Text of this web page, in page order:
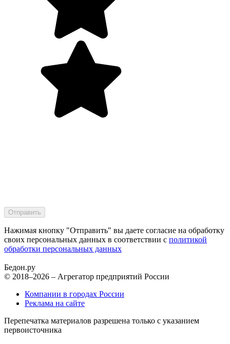
Нажимая кнопку "Отправить" вы даете согласие на обработку
своих персональных данных в соответствии с политикой
обработки персональных данных
Бедон.ру
© 2018–2026 – Агрегатор предприятий России
Компании в городах России
Реклама на сайте
Перепечатка материалов разрешена только с указанием
первоисточника